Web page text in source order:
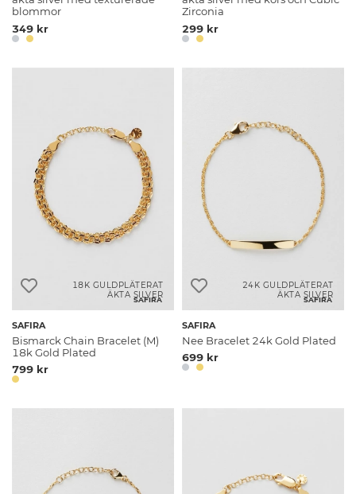
blommor
349 kr
Zirconia
299 kr
SAFIRA
18K GULDPLÄTERAT
ÄKTA SILVER
SAFIRA
Bismarck Chain Bracelet (M)
18k Gold Plated
799 kr
SAFIRA
24K GULDPLÄTERAT
ÄKTA SILVER
SAFIRA
Nee Bracelet 24k Gold Plated
699 kr